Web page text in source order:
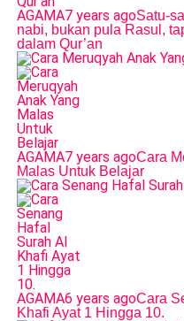
AGAMA7 years agoSatu-
nabi, bukan pula Rasul,
dalam Qur’an
AGAMA7 years agoCara
Malas Untuk Belajar
AGAMA6 years agoCara
Khafi Ayat 1 Hingga 10.